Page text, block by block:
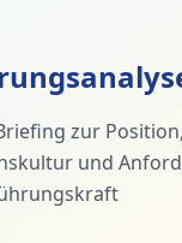
zur
und